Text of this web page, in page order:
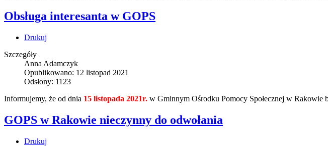
Obsługa interesanta w GOPS
Drukuj
Szczegóły
Anna Adamczyk
Opublikowano: 12 listopad 2021
Odsłony: 1123
Informujemy, że od dnia 15 listopada 2021r. w Gminnym Ośrodku Pomocy Społecznej w Rakowie
GOPS w Rakowie nieczynny do odwołania
Drukuj